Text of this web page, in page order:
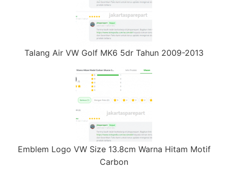
Talang Air VW Golf MK6 5dr Tahun 2009-2013
Emblem Logo VW Size 13.8cm Warna Hitam Motif
Carbon